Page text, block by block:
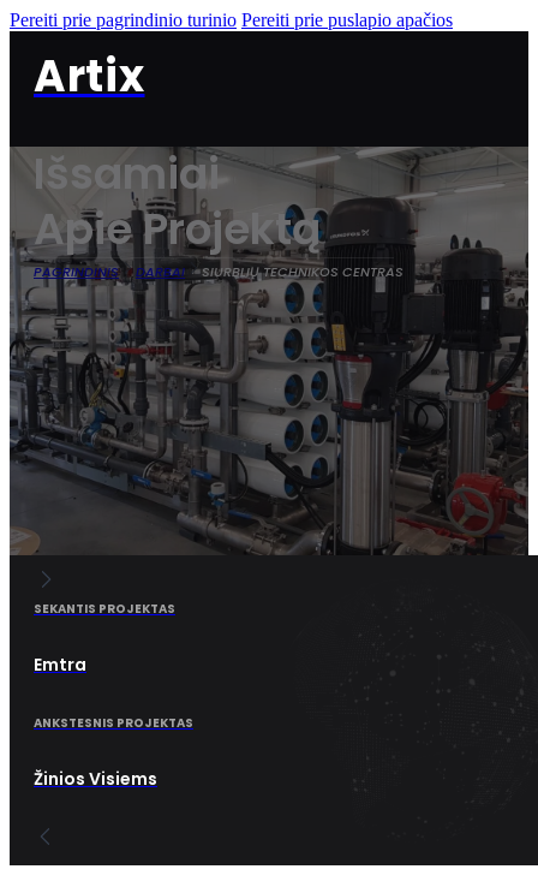
Pereiti prie pagrindinio turinio Pereiti prie puslapio apačios
Artix
Išsamiai
Apie Projektą
PAGRINDINIS DARBAI SIURBLIŲ TECHNIKOS CENTRAS
SEKANTIS PROJEKTAS
Emtra
ANKSTESNIS PROJEKTAS
Žinios Visiems